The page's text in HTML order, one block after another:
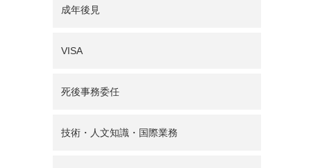
成年後見
VISA
死後事務委任
技術・人文知識・国際業務